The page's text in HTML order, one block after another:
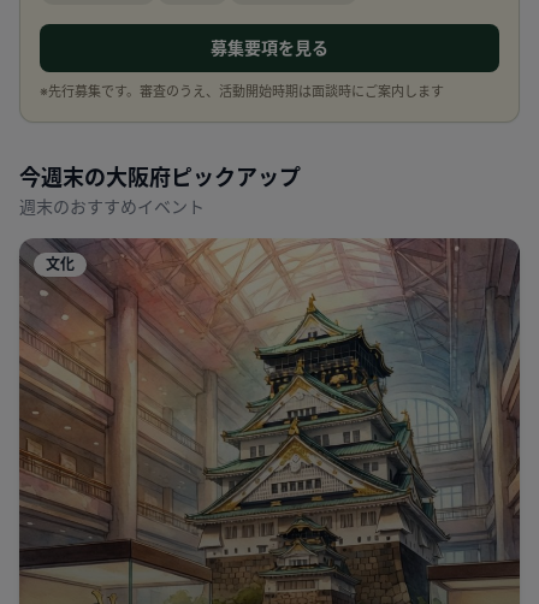
募集要項を見る
※先行募集です。審査のうえ、活動開始時期は面談時にご案内します
今週末の大阪府 ピックアップ
週末のおすすめイベント
文化